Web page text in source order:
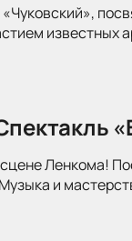
Ленкома!
и